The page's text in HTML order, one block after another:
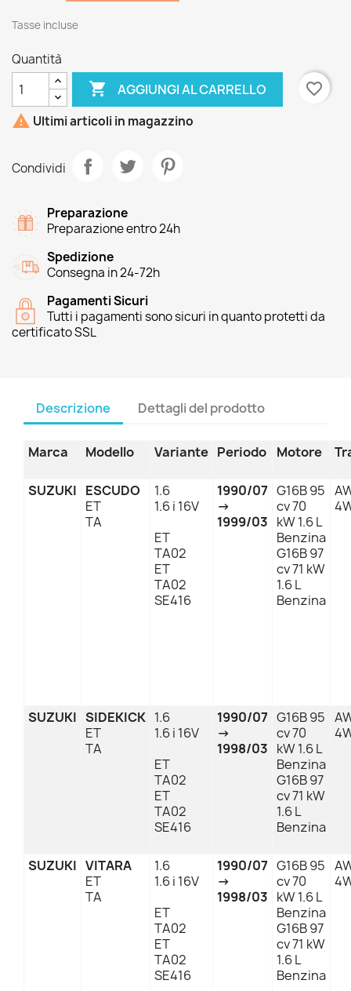
Tasse incluse
Quantità
 AGGIUNGI AL CARRELLO
favorite_border
 Ultimi articoli in magazzino
Condividi
Preparazione
Preparazione entro 24h
Spedizione
Consegna in 24-72h
Pagamenti Sicuri
Tutti i pagamenti sono sicuri in quanto protetti da
certificato SSL
Descrizione Dettagli del prodotto
Marca Modello Variante Periodo Motore
SUZUKI ESCUDO
ET
TA
1.6
1.6 i 16V
ET
TA02
ET
TA02
SE416
1990/07
→
1999/03
G16B 95
cv 70
kW 1.6 L
Benzina
G16B 97
cv 71 kW
1.6 L
Benzina
SUZUKI SIDEKICK
ET
TA
1.6
1.6 i 16V
ET
TA02
ET
TA02
SE416
1990/07
→
1998/03
G16B 95
cv 70
kW 1.6 L
Benzina
G16B 97
cv 71 kW
1.6 L
Benzina
SUZUKI VITARA
ET
TA
1.6
1.6 i 16V
ET
TA02
ET
TA02
SE416
1990/07
→
1998/03
G16B 95
cv 70
kW 1.6 L
Benzina
G16B 97
cv 71 kW
1.6 L
Benzina